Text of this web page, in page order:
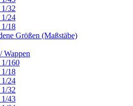
32
1/24
1/18
Größen (Maßstäbe)
Wappen
1/160
1/18
1/24
32
1/43